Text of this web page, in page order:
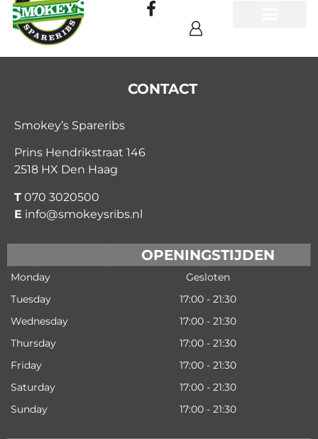
CONTACT
Smokey’s Spareribs
Prins Hendrikstraat 146
2518 HX Den Haag
T 070 3020500
E info@smokeysribs.nl
OPENINGSTIJDEN
Monday
Gesloten
Tuesday
17:00 - 21:30
Wednesday
17:00 - 21:30
Thursday
17:00 - 21:30
Friday
17:00 - 21:30
Saturday
17:00 - 21:30
Sunday
17:00 - 21:30